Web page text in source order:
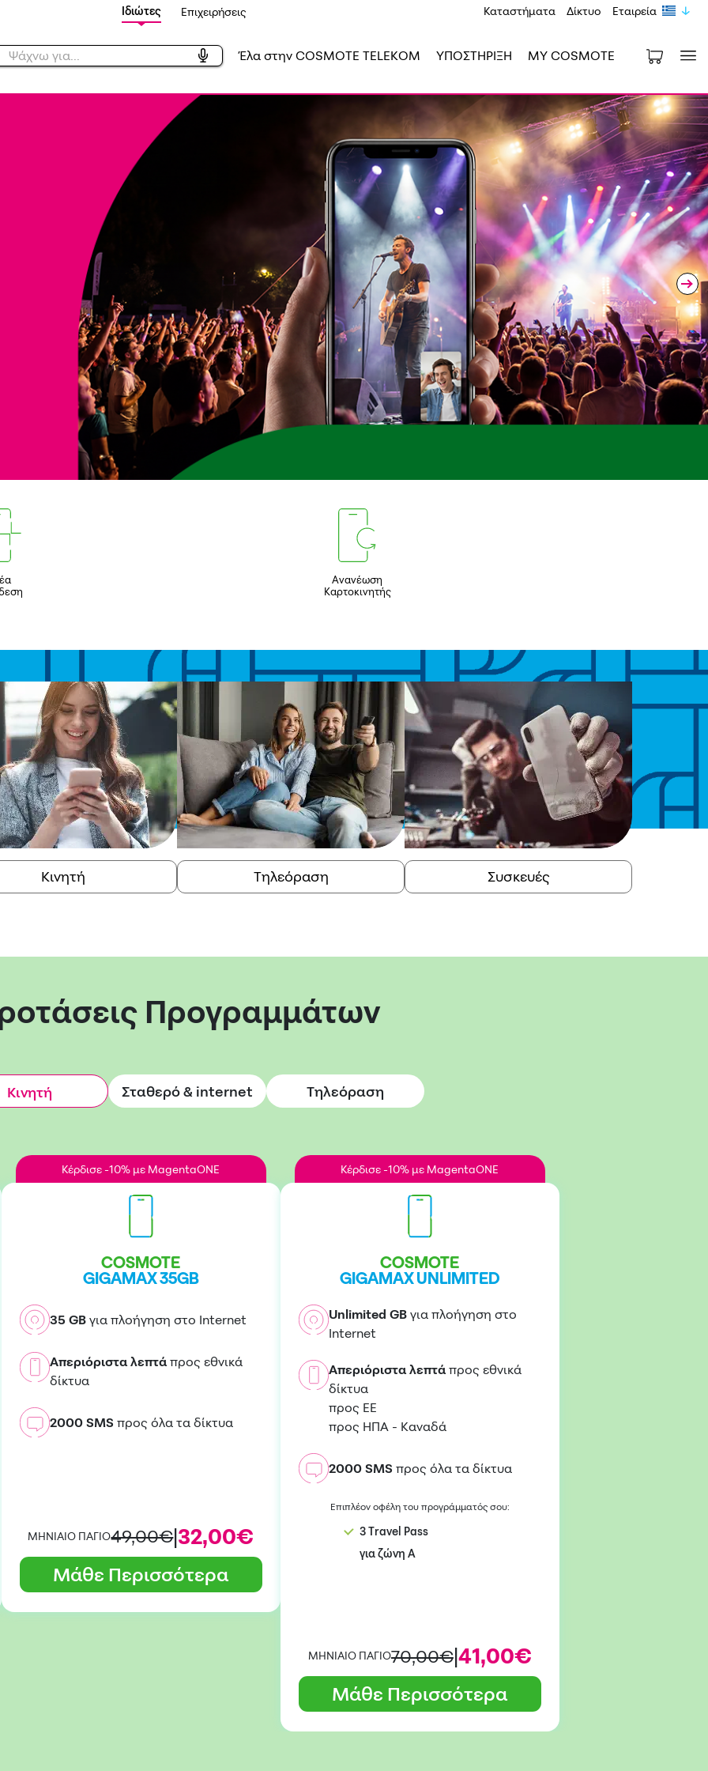
Ιδιώτες Επιχειρήσεις Καταστήματα Δίκτυο Εταιρεία
Έλα στην COSMOTE TELEKOM ΥΠΟΣΤΗΡΙΞΗ MY COSMOTE
Ανανέωση
Καρτοκινητής
Κινητή Τηλεόραση Συσκευές
Προγραμμάτων
Κινητή Σταθερό & internet Τηλεόραση
Κέρδισε -10% με MagentaONE
COSMOTE
GIGAMAX 35GB
35 GB για πλοήγηση στο Internet
Απεριόριστα λεπτά προς εθνικά
δίκτυα
2000 SMS προς όλα τα δίκτυα
ΜΗΝΙΑΙΟ ΠΑΓΙΟ49,00€|32,00€
Μάθε Περισσότερα
Κέρδισε -10% με MagentaONE
COSMOTE
GIGAMAX UNLIMITED
Unlimited GB για πλοήγηση στο
Internet
Απεριόριστα λεπτά προς εθνικά
δίκτυα
προς ΕΕ
προς ΗΠΑ - Καναδά
2000 SMS προς όλα τα δίκτυα
Eπιπλέον οφέλη του προγράμματός σου:
3 Travel Pass
για ζώνη Α
ΜΗΝΙΑΙΟ ΠΑΓΙΟ70,00€|41,00€
Μάθε Περισσότερα